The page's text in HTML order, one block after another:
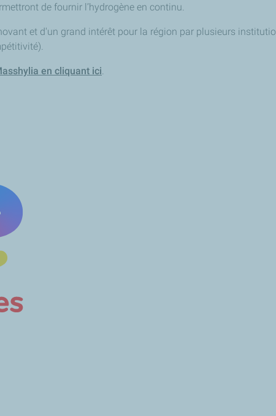
de fournir l’hydrogène en continu.
et d'un grand intérêt pour la région par plusieurs
en cliquant ici